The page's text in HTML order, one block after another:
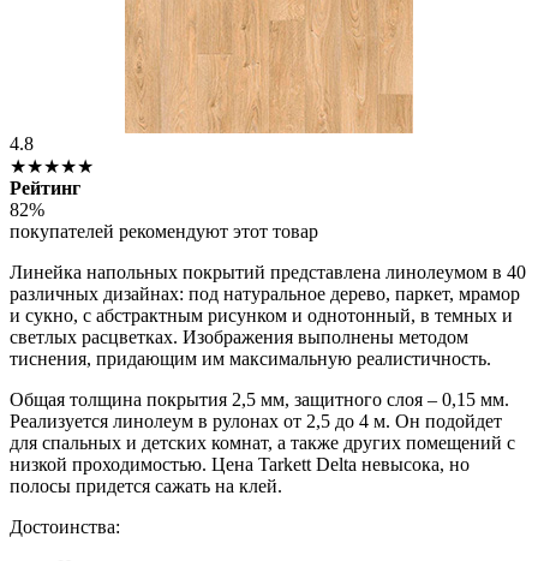
4.8
★★★★★
Рейтинг
82%
покупателей рекомендуют этот товар
Линейка напольных покрытий представлена линолеумом в 40
различных дизайнах: под натуральное дерево, паркет, мрамор
и сукно, с абстрактным рисунком и однотонный, в темных и
светлых расцветках. Изображения выполнены методом
тиснения, придающим им максимальную реалистичность.
Общая толщина покрытия 2,5 мм, защитного слоя – 0,15 мм.
Реализуется линолеум в рулонах от 2,5 до 4 м. Он подойдет
для спальных и детских комнат, а также других помещений с
низкой проходимостью. Цена Tarkett Delta невысока, но
полосы придется сажать на клей.
Достоинства: